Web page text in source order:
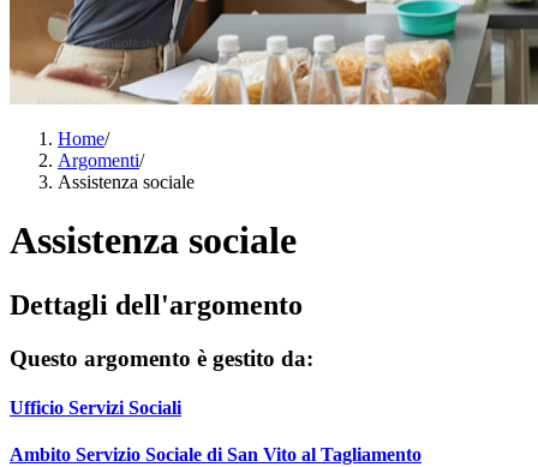
Home/
Argomenti/
Assistenza sociale
Assistenza sociale
Dettagli dell'argomento
Questo argomento è gestito da:
Ufficio Servizi Sociali
Ambito Servizio Sociale di San Vito al Tagliamento